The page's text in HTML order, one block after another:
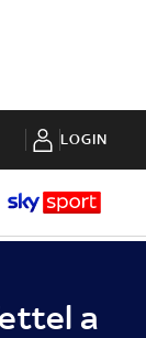
LOGIN
a